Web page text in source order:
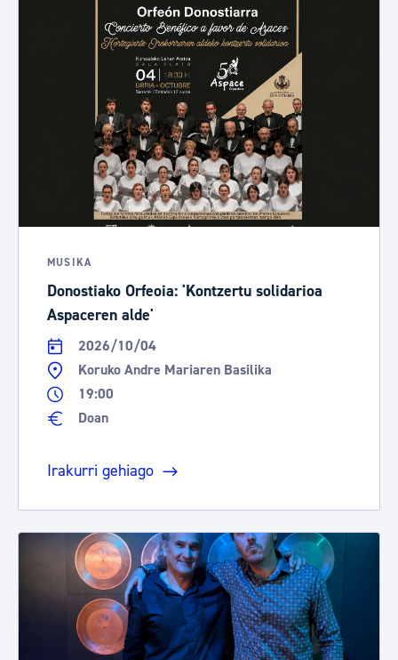
MUSIKA
Donostiako Orfeoia: 'Kontzertu solidarioa
Aspaceren alde'
2026/10/04
Koruko Andre Mariaren Basilika
19:00
Doan
Irakurri gehiago